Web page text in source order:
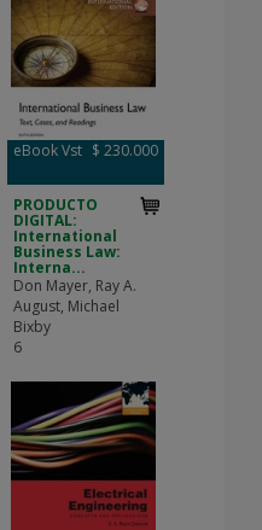
eBook Vst $ 230.000
PRODUCTO
DIGITAL:
International
Business Law:
Interna...
Don Mayer, Ray A.
August, Michael
Bixby
6